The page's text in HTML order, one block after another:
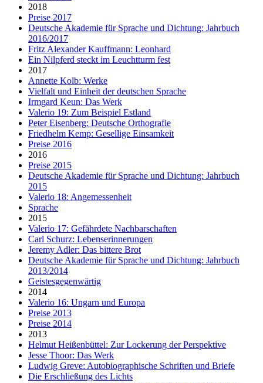
2018
Preise 2017
Deutsche Akademie für Sprache und Dichtung: Jahrbuch
2016/2017
Fritz Alexander Kauffmann: Leonhard
Ein Nilpferd steckt im Leuchtturm fest
2017
Annette Kolb: Werke
Vielfalt und Einheit der deutschen Sprache
Irmgard Keun: Das Werk
Valerio 19: Zum Beispiel Estland
Peter Eisenberg: Deutsche Orthografie
Friedhelm Kemp: Gesellige Einsamkeit
Preise 2016
2016
Preise 2015
Deutsche Akademie für Sprache und Dichtung: Jahrbuch
2015
Valerio 18: Angemessenheit
Sprache
2015
Valerio 17: Gefährdete Nachbarschaften
Carl Schurz: Lebenserinnerungen
Jeremy Adler: Das bittere Brot
Deutsche Akademie für Sprache und Dichtung: Jahrbuch
2013/2014
Geistesgegenwärtig
2014
Valerio 16: Ungarn und Europa
Preise 2013
Preise 2014
2013
Helmut Heißenbüttel: Zur Lockerung der Perspektive
Jesse Thoor: Das Werk
Ludwig Greve: Autobiographische Schriften und Briefe
Die Erschließung des Lichts